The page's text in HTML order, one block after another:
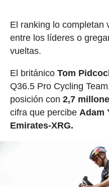
El ranking lo completan
entre los líderes o
vueltas.
El británico Tom
Q36.5 Pro Cycling
posición con 2,7
cifra que percibe Adam
Emirates-XRG.